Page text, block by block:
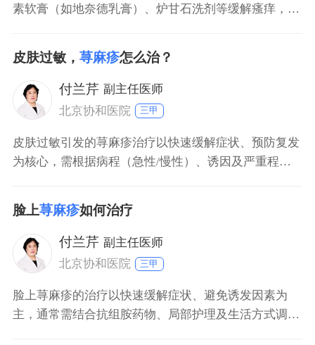
素软膏（如地奈德乳膏）、炉甘石洗剂等缓解瘙痒，若
前需清洁皮肤，避免抓挠加重症状，若症状持续超过2
周或反复发作，应及时就医排查过敏原。 成人患者：瘙
痒明显时可外用抗组胺药膏，如多塞平乳膏。同时需口
皮肤过敏， 荨麻疹怎么治？
付兰芹 副主任医师
北京协和医院
三甲
皮肤过敏引发的荨麻疹治疗以快速缓解症状、预防复发
为核心，需根据病程（急性/慢性）、诱因及严重程度
小时内）：优先避免接触可疑过敏原（如食物、药物、
花粉），使用抗组胺药（如西替利嗪）缓解瘙痒和风
团；若出现呼吸困难、喉头水肿等严重症状，需立即就
医，避免延误
脸上荨麻疹如何治疗
付兰芹 副主任医师
北京协和医院
三甲
脸上荨麻疹的治疗以快速缓解症状、避免诱发因素为
主，通常需结合抗组胺药物、局部护理及生活方式调